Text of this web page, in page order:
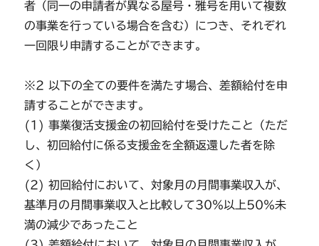
者（同一の申請者が異なる屋号・雅号を用いて複数
の事業を行っている場合を含む）につき、それぞれ
一回限り申請することができます。
※2 以下の全ての要件を満たす場合、差額給付を申
請することができます。
(1) 事業復活支援金の初回給付を受けたこと（ただ
し、初回給付に係る支援金を全額返還した者を除
く）
(2) 初回給付において、対象月の月間事業収入が、
基準月の月間事業収入と比較して30％以上50％未
満の減少であったこと